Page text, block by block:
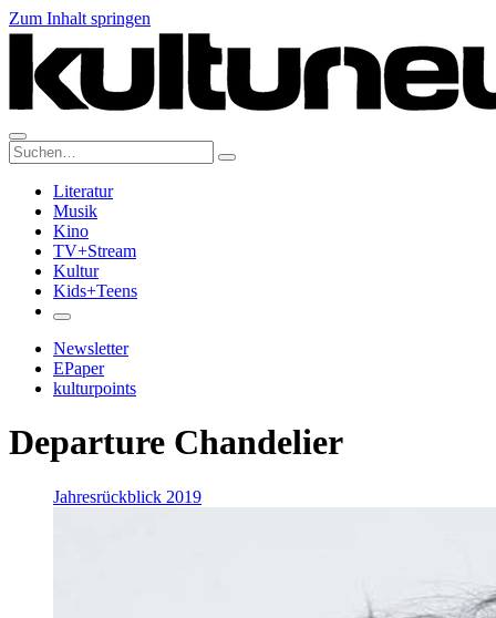
Zum Inhalt springen
Suche:
Literatur
Musik
Kino
TV+Stream
Kultur
Kids+Teens
Newsletter
EPaper
kulturpoints
Departure Chandelier
Jahresrückblick 2019